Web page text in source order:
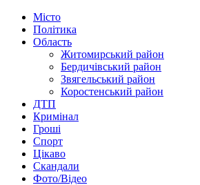
Місто
Політика
Область
Житомирський район
Бердичівський район
Звягельський район
Коростенський район
ДТП
Кримінал
Гроші
Спорт
Цікаво
Скандали
Фото/Відео